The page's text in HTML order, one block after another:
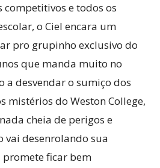
competitivos e todos os
o Ciel encara um
pro grupinho exclusivo do
que manda muito no
a desvendar o sumiço dos
mistérios do Weston College,
cheia de perigos e
vai desenrolando sua
promete ficar bem